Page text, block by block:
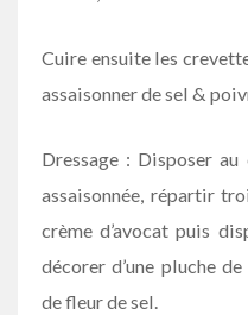
Cuire ensuite les
assaisonner de sel &
Dressage : Disposer au
assaisonnée, répartir
crème d’avocat puis
décorer d’une pluche
de fleur de sel.